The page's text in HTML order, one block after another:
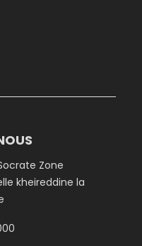
Zone
kheireddine la